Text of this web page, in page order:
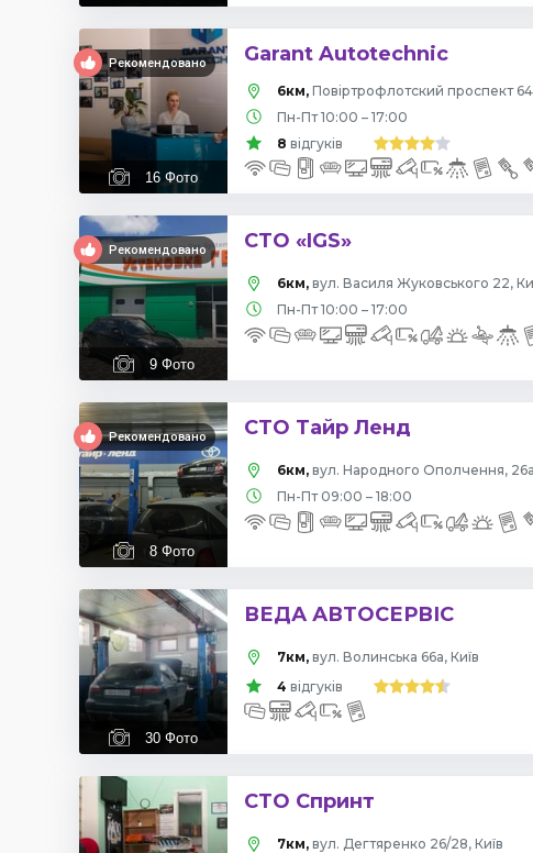
Рекомендовано
16 Фото
Garant Autotechnic
6км,
Пн-Пт 10:00 – 17:00
8 відгуків
Рекомендовано
9 Фото
СТО «IGS»
6км, вул. Василя Жуковського 22,
Пн-Пт 10:00 – 17:00
Рекомендовано
8 Фото
СТО Тайр Ленд
6км, вул. Народного Ополчення,
Пн-Пт 09:00 – 18:00
30 Фото
ВЕДА АВТОСЕРВІС
7км, вул. Волинська 66а, Київ
4 відгуків
СТО Спринт
7км, вул. Дегтяренко 26/28, Київ